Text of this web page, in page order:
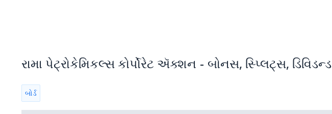
રામા પેટ્રોકેમિકલ્સ કોર્પોરેટ ઍક્શન - બોનસ, સ્પ્લિટ્સ, ડિવિડન્ડ
બોર્ડ